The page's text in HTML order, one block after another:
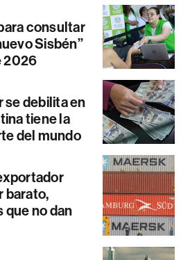
consultar
Sisbén”
2026
se debilita en
tiene la
del mundo
barato,
no dan